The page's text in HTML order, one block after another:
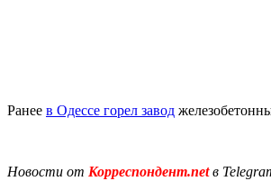
Ранее в Одессе горел завод
Новости от Корреспондент.netв